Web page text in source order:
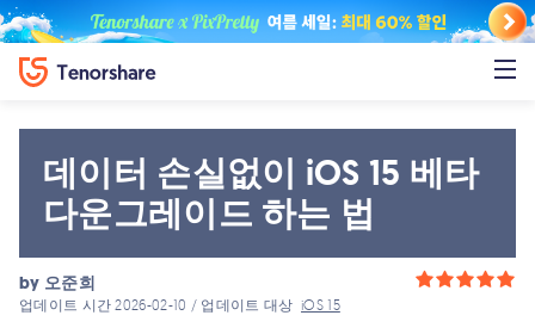
데이터 손실없이 iOS 15 베타
다운그레이드 하는 법
by 오준희
업데이트 시간 2026-02-10 / 업데이트 대상iOS 15